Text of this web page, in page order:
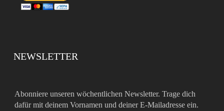
NEWSLETTER
Abonniere unseren wöchentlichen Newsletter. Trage dich
dafür mit deinem Vornamen und deiner E-Mailadresse ein.